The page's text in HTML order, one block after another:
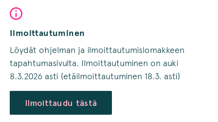
Ilmoittautuminen
Löydät ohjelman ja ilmoittautumislomakkeen
tapahtumasivulta. Ilmoittautuminen on auki
8.3.2026 asti (etäilmoittautuminen 18.3. asti)
Ilmoittaudu tästä